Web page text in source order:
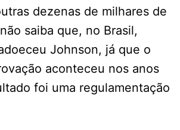
dezenas de milhares de
saiba que, no Brasil,
Johnson, já que o
aconteceu nos anos
foi uma regulamentação